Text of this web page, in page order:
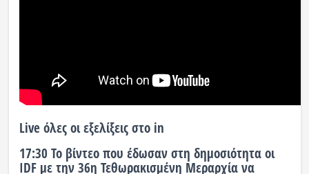
Live όλες οι εξελίξεις στο in
17:30 Το βίντεο που έδωσαν στη δημοσιότητα οι
IDF με την 36η Τεθωρακισμένη Μεραρχία να